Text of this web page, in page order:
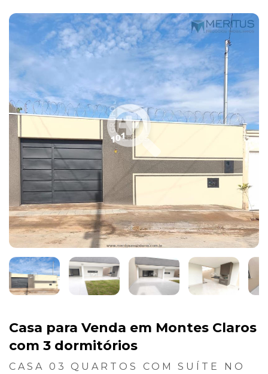
Casa para Venda em Montes Claros
com 3 dormitórios
CASA 03 QUARTOS COM SUÍTE NO